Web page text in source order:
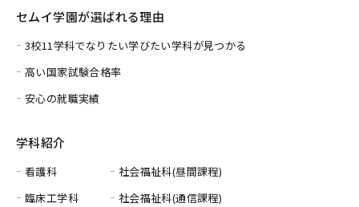
セムイ学園が選ばれる理由
3校11学科でなりたい学びたい学科が見つかる
高い国家試験合格率
安心の就職実績
学科紹介
看護科
臨床工学科
社会福祉科(昼間課程)
社会福祉科(通信課程)